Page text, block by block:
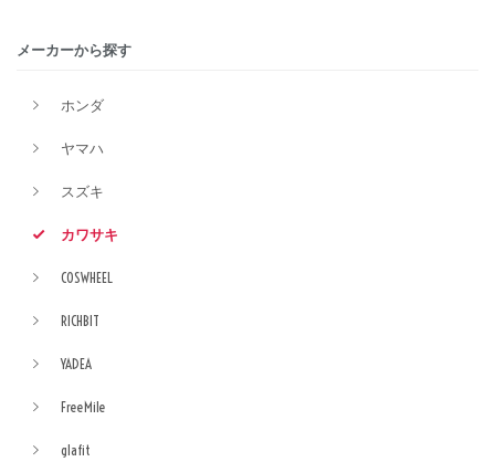
メーカーから探す
ホンダ
ヤマハ
スズキ
カワサキ
COSWHEEL
RICHBIT
YADEA
FreeMile
glafit